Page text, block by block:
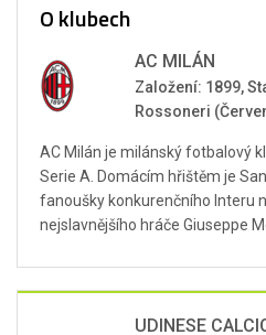
O klubech
AC MILÁN
Založení: 1899,
Rossoneri
AC Milán je milánský fotbalový
Serie A. Domácím hřištěm je
fanoušky konkurenčního Interu
nejslavnějšího hráče Giuseppe
UDINESE